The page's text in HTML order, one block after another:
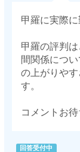
甲羅に実際
甲羅の評判
間関係につ
の上がりや
す。
コメントお待
回答受付中